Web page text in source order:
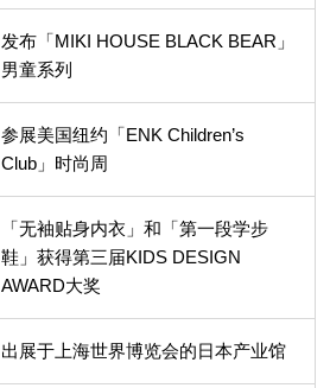
发布「MIKI HOUSE BLACK BEAR」
男童系列
参展美国纽约「ENK Children’s
Club」时尚周
「无袖贴身内衣」和「第一段学步
鞋」获得第三届KIDS DESIGN
AWARD大奖
出展于上海世界博览会的日本产业馆